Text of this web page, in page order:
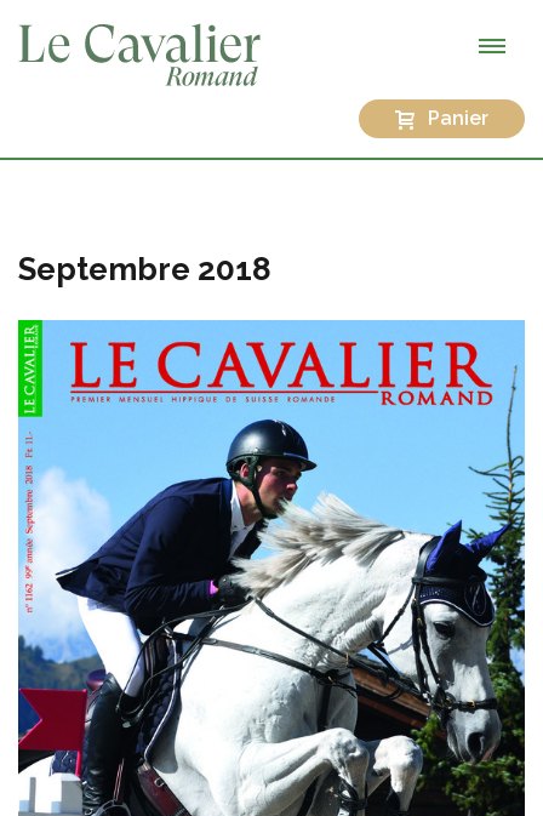
Panier
Septembre 2018